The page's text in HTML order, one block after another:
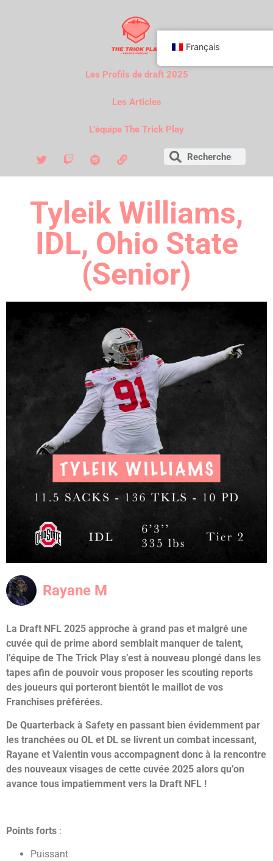
Les Profils de draft 2025
Les Articles
L'équipe The Trick Play
Tyleik Williams,
IDL, Ohio State
(Senior)
Rayane M
La Draft NFL 2025 approche à grand pas et malgré une
cuvée qui de prime abord semblait manquer de talent,
l’équipe de The Trick Play s’est à nouveau plongé dans les
tapes afin de pouvoir vous proposer les scouting reports
des joueurs qui porteront bientôt le maillot de vos
Franchises préférées.
De Quarterback à Safety en passant bien évidemment par
les tranchées ou OL et DL se livrent un combat incessant,
Rayane et Valentin vous accompagnent donc à la rencontre
des nouveaux visages de cette cuvée 2025 alors qu’on
avance tous impatiemment vers la Draft NFL !
Points forts :
Puissant
Français